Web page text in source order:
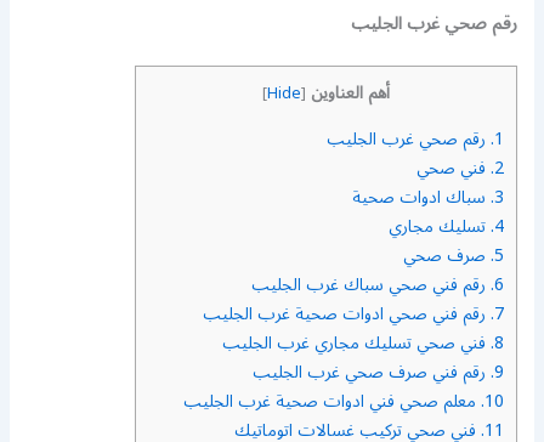
رقم صحي غرب الجليب
أهم العناوين [
Hide
]
1. رقم صحي غرب الجليب
2. فني صحي
3. سباك ادوات صحية
4. تسليك مجاري
5. صرف صحي
6. رقم فني صحي سباك غرب الجليب
7. رقم فني صحي ادوات صحية غرب الجليب
8. فني صحي تسليك مجاري غرب الجليب
9. رقم فني صرف صحي غرب الجليب
10. معلم صحي فني ادوات صحية غرب الجليب
11. فني صحي تركيب غسالات اتوماتيك